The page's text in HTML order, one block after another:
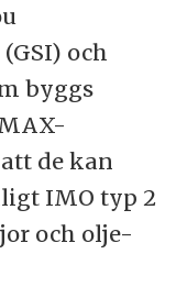
och
byggs
de kan
IMO typ 2
och olje-